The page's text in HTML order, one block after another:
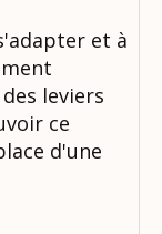
et à
leviers
ce
d'une